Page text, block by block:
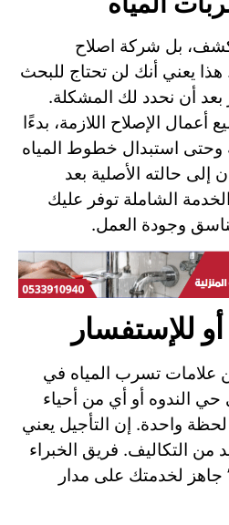
بل شركة اصلاح
هذا يعني أنك لن تحتاج للبحث
أن نحدد لك المشكلة.
أعمال الإصلاح اللازمة، بدءًا
وحتى استبدال خطوط المياه
إلى حالته الأصلية بعد
الشاملة توفر عليك
وجودة العمل.
للإستفسار
علامات تسرب المياه في
الندوه أو أي من أحياء
لحظة واحدة. إن التأجيل يعني
من التكاليف. فريق الخبراء
لخدمتك على مدار